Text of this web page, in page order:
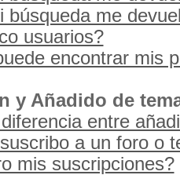
búsqueda me
usuarios?
encontrar mis
y Añadido de
entre
a un foro o
mis suscripciones?